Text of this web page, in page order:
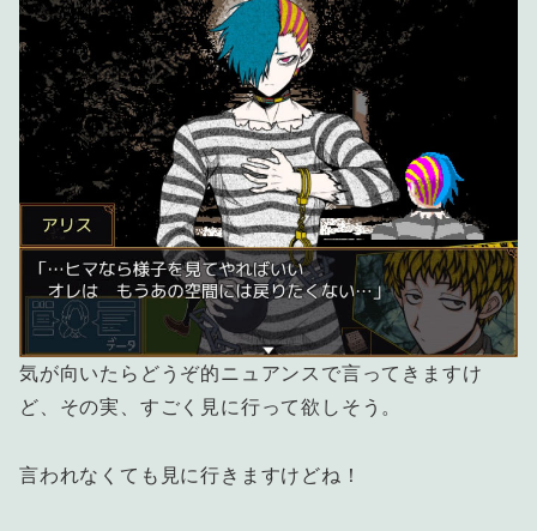
気が向いたらどうぞ的ニュアンスで言ってきますけ
ど、その実、すごく見に行って欲しそう。
言われなくても見に行きますけどね！